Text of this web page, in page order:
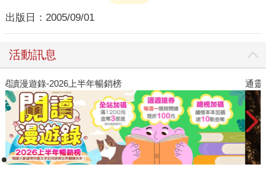
出版日： 2005/09/01
活動訊息
閱讀漫遊錄-2026上半年暢銷榜 通